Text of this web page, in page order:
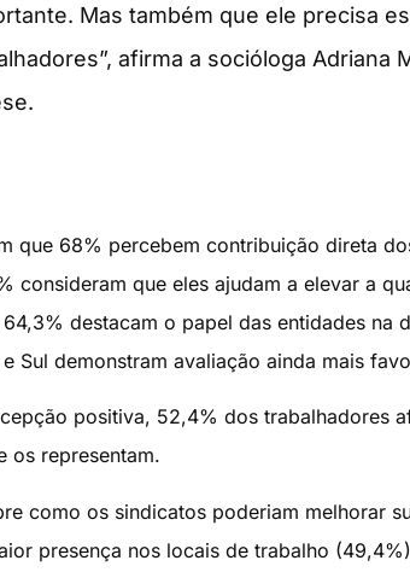
Mas também que ele precisa
afirma a socióloga Adriana
que 68% percebem contribuição direta
consideram que eles ajudam a elevar a
destacam o papel das entidades na
Sul demonstram avaliação ainda mais
positiva, 52,4% dos trabalhadores
os representam.
como os sindicatos poderiam melhorar
presença nos locais de trabalho